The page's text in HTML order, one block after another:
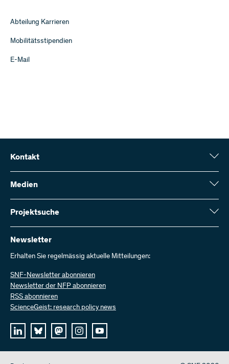
Abteilung Karrieren
Mobilitätsstipendien
E-Mail
Kontakt
Schweizerischer Nationalfonds (SNF)
Wildhainweg 3
Kontakt aufnehmen
Rechnung senden
Bei uns arbeiten
Offene Stellen
Medien
Medienauskünfte
Jahresbericht
Projektsuche
Hier finden Sie umfangreiche Informationen zu den vom SNF
bewilligten Forschungsprojekten und Förderbeiträgen:
Projektsuche
Newsletter
Erhalten Sie regelmässig aktuelle Mitteilungen:
SNF-Newsletter abonnieren
Newsletter der NFP abonnieren
RSS abonnieren
ScienceGeist: research policy news